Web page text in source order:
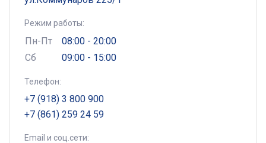
Режим работы:
Пн-Пт
08:00 - 20:00
Сб
09:00 - 15:00
Телефон:
+7 (918) 3 800 900
+7 (861) 259 24 59
Email и соц.сети: